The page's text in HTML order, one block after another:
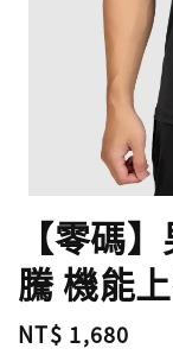
【零碼
騰 機能
Regular
NT$ 1,680